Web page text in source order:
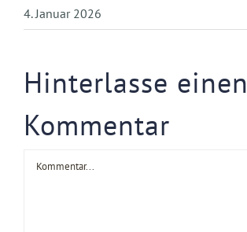
4. Januar 2026
Hinterlasse einen
Kommentar
Kommentar